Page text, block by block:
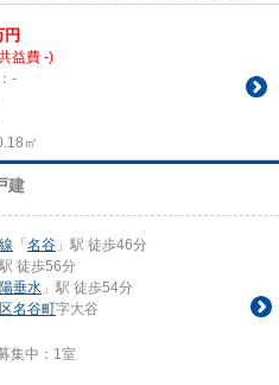
円
益費 -)
-
㎡
建
「 名谷 」駅 徒歩46分
駅 徒歩56分
垂水 」駅 徒歩54分
名谷町字大谷
集中： 1室